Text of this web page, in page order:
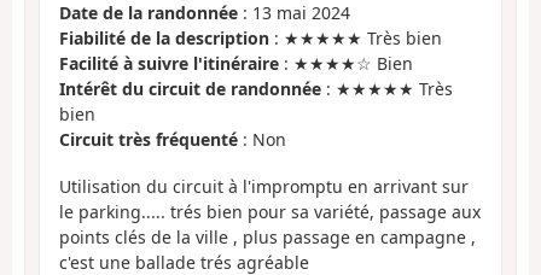
Date de la randonnée : 13 mai 2024
Fiabilité de la description : ★★★★★ Très bien
Facilité à suivre l'itinéraire : ★★★★☆ Bien
Intérêt du circuit de randonnée : ★★★★★ Très
bien
Circuit très fréquenté : Non
Utilisation du circuit à l'impromptu en arrivant sur
le parking..... trés bien pour sa variété, passage aux
points clés de la ville , plus passage en campagne ,
c'est une ballade trés agréable